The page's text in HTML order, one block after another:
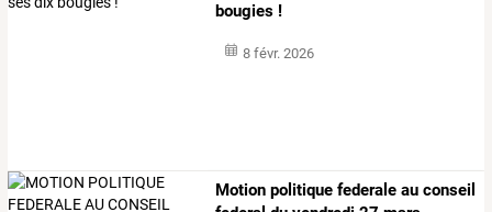
bougies !
8 févr. 2026
Motion politique federale au conseil